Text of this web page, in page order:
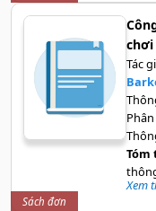
nhà
các
Tác
Tóm
sống
Xem
Sách đơn